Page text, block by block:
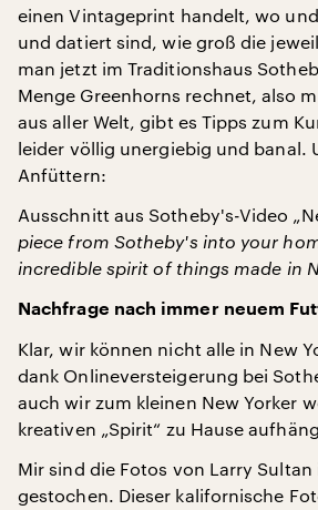
einen Vintageprint handelt, wo
und datiert sind, wie groß die
man jetzt im Traditionshaus
Menge Greenhorns rechnet, also
aus aller Welt, gibt es Tipps zum
leider völlig unergiebig und banal.
Anfüttern:
Ausschnitt aus Sotheby's-Video
piece from Sotheby's into your
incredible spirit of things made in
Nachfrage nach immer neuem
Klar, wir können nicht alle in New
dank Onlineversteigerung bei
auch wir zum kleinen New Yorker
kreativen „Spirit“ zu Hause
Mir sind die Fotos von Larry Sultan
gestochen. Dieser kalifornische